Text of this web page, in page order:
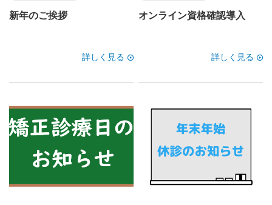
新年のご挨拶
詳しく見る
オンライン資格確認導入
詳しく見る